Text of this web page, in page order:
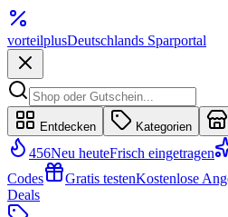
vorteilplusDeutschlands Sparportal
Entdecken Kategorien
456Neu heuteFrisch eingetragen
Codes
Gratis testenKostenlose
Deals